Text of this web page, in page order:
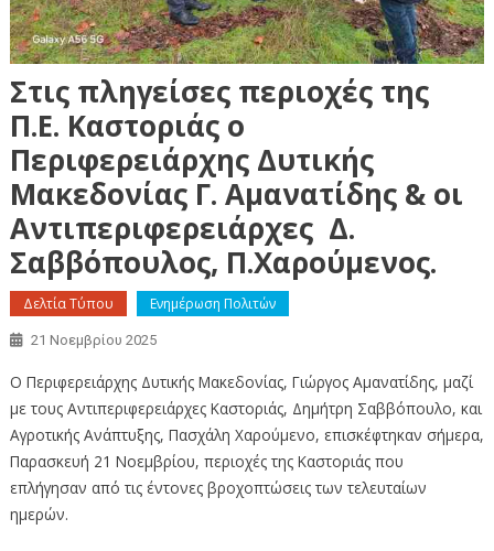
Στις πληγείσες περιοχές της
Π.Ε. Καστοριάς ο
Περιφερειάρχης Δυτικής
Μακεδονίας Γ. Αμανατίδης & οι
Αντιπεριφερειάρχες Δ.
Σαββόπουλος, Π.Χαρούμενος.
Δελτία Τύπου Ενημέρωση Πολιτών
21 Νοεμβρίου 2025
Ο Περιφερειάρχης Δυτικής Μακεδονίας, Γιώργος Αμανατίδης, μαζί
με τους Αντιπεριφερειάρχες Καστοριάς, Δημήτρη Σαββόπουλο, και
Αγροτικής Ανάπτυξης, Πασχάλη Χαρούμενο, επισκέφτηκαν σήμερα,
Παρασκευή 21 Νοεμβρίου, περιοχές της Καστοριάς που
επλήγησαν από τις έντονες βροχοπτώσεις των τελευταίων
ημερών.